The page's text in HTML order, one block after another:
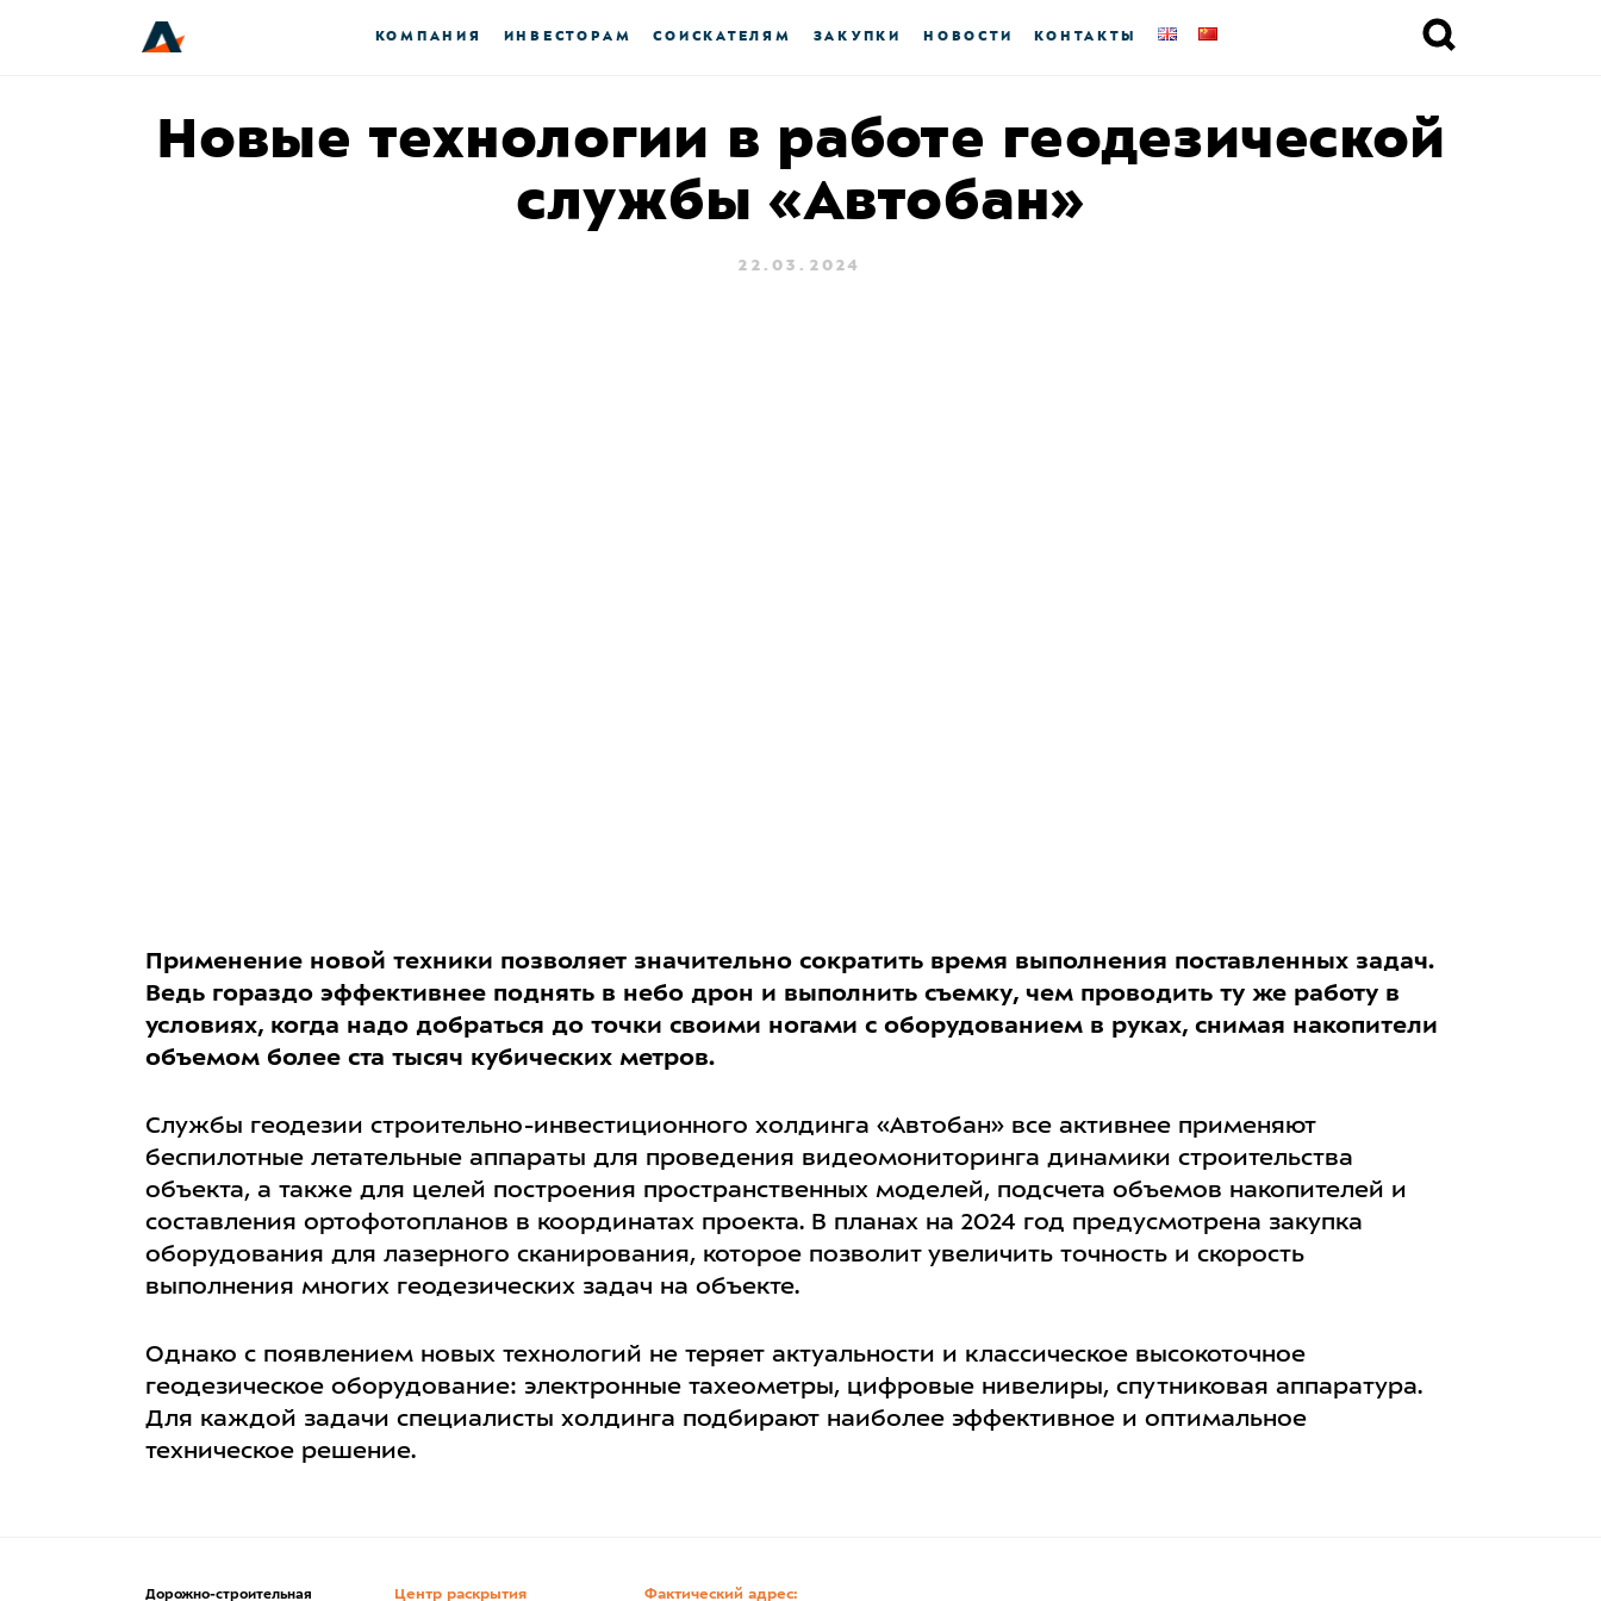
КОМПАНИЯ ИНВЕСТОРАМ СОИСКАТЕЛЯМ ЗАКУПКИ НОВОСТИ КОНТАКТЫ
Новые технологии в работе геодезической
службы «Автобан»
22.03.2024
Применение новой техники позволяет значительно сократить время выполнения поставленных задач.
Ведь гораздо эффективнее поднять в небо дрон и выполнить съемку, чем проводить ту же работу в
условиях, когда надо добраться до точки своими ногами с оборудованием в руках, снимая накопители
объемом более ста тысяч кубических метров.
Службы геодезии строительно-инвестиционного холдинга «Автобан» все активнее применяют
беспилотные летательные аппараты для проведения видеомониторинга динамики строительства
объекта, а также для целей построения пространственных моделей, подсчета объемов накопителей и
составления ортофотопланов в координатах проекта. В планах на 2024 год предусмотрена закупка
оборудования для лазерного сканирования, которое позволит увеличить точность и скорость
выполнения многих геодезических задач на объекте.
Однако с появлением новых технологий не теряет актуальности и классическое высокоточное
геодезическое оборудование: электронные тахеометры, цифровые нивелиры, спутниковая аппаратура.
Для каждой задачи специалисты холдинга подбирают наиболее эффективное и оптимальное
техническое решение.
Дорожно-строительная Центр раскрытия Фактический адрес: